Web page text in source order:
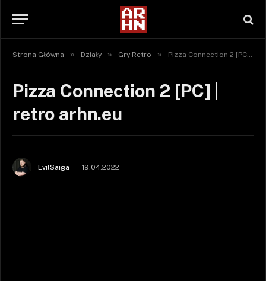
Strona Główna » Działy » Gry Retro » Pizza Connection 2 [PC] | retro arhn.eu
Pizza Connection 2 [PC] |
retro arhn.eu
EvilSaiga 19.04.2022